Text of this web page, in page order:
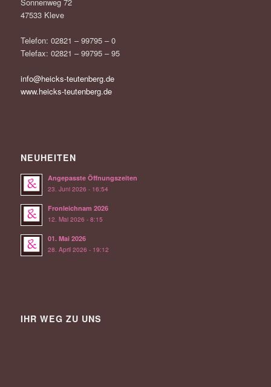
47533 Kleve
Telefon: 02821 – 99795 – 0
Telefax: 02821 – 99795 – 95
info@heicks-teutenberg.de
www.heicks-teutenberg.de
NEUHEITEN
Angepasste Öffnungszeiten
23. Juni 2026 - 16:54
Fronleichnam 2026
12. Mai 2026 - 8:15
01. Mai 2026
28. April 2026 - 19:12
IHR WEG ZU UNS